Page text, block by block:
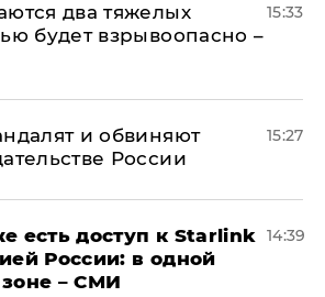
два тяжелых
будет взрывоопасно –
15:33
и обвиняют
России
15:27
есть доступ к Starlink
России: в одной
– СМИ
14:39